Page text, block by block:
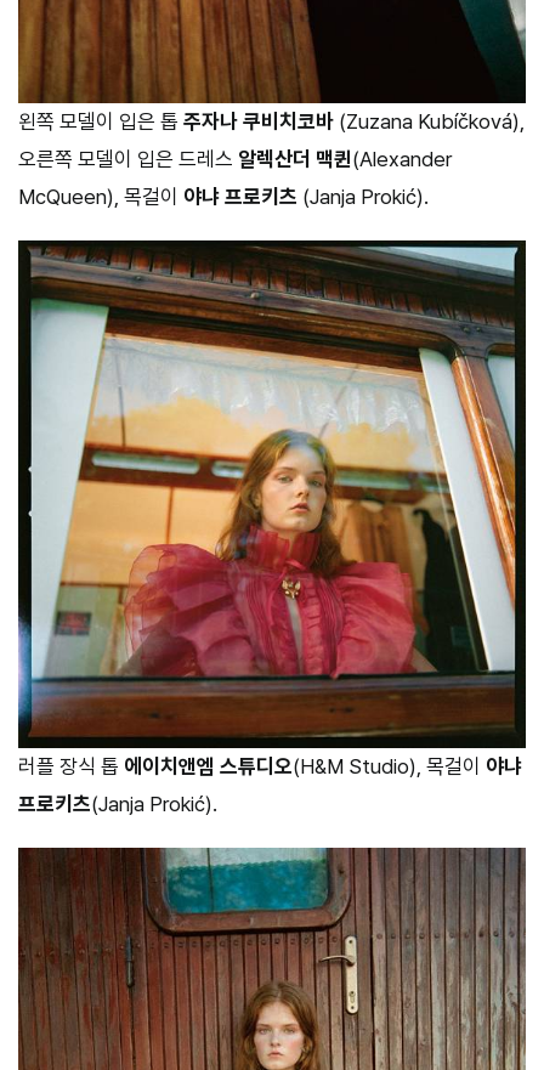
왼쪽 모델이 입은 톱 주자나 쿠비치코바 (Zuzana Kubíčková),
오른쪽 모델이 입은 드레스 알렉산더 맥퀸(Alexander
McQueen), 목걸이 야냐 프로키츠 (Janja Prokić).
러플 장식 톱 에이치앤엠 스튜디오(H&M Studio), 목걸이 야냐
프로키츠(Janja Prokić).